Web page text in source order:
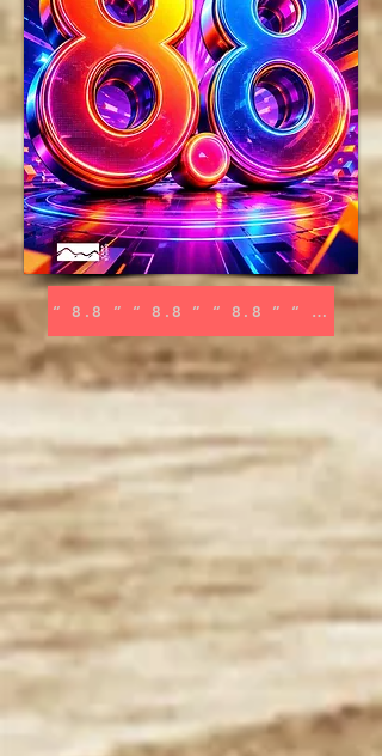
“ 8.8 ” “ 8.8 ” “ 8.8 ” “ 8.8 ”